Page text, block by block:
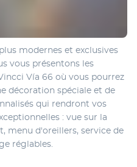
modernes et exclusives
vous présentons les
Vía 66 où vous pourrez
décoration spéciale et de
qui rendront vos
: vue sur la
menu d'oreillers, service de
réglables.